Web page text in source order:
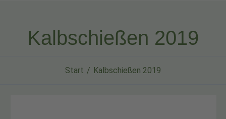
Kalbschießen 2019
Start Kalbschießen 2019